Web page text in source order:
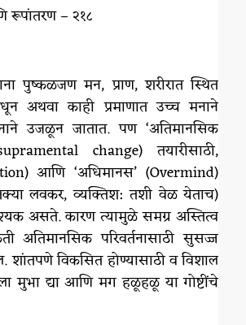
रूपांतरण – २१८
पुष्कळजण मन, प्राण, शरीरात स्थित
अथवा काही प्रमाणात उच्च मनाने
उजळून जातात. पण ‘अतिमानसिक
change) तयारीसाठी,
आणि ‘अधिमानस’ (Overmind)
लवकर, व्यक्तिश: तशी वेळ येताच)
असते. कारण त्यामुळे समग्र अस्तित्व
अतिमानसिक परिवर्तनासाठी सुसज्ज
विकसित होण्यासाठी व विशाल
मुभा द्या आणि मग हळूहळू या गोष्टींचे